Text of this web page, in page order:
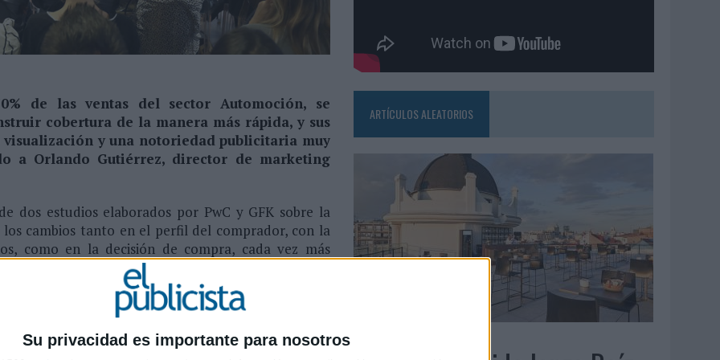
Su privacidad es importante para nosotros
SEMESTRE HASTA LOS 196 MILLONES DE EUROS
MEDIA MANAGEMENT & DELIVERY PRESIDENT
de las ventas del sector Automoción, se
cobertura de la manera más rápida, y sus
y una notoriedad publicitaria muy
a Orlando Gutiérrez, director de marketing
dos estudios elaborados por PwC y GFK sobre la
cambios tanto en el perfil del comprador, con la
como en la decisión de compra, cada vez más
en España vinculadas a la publicidad han sido
de las principales conclusiones presentadas por
en Mediaset España, que ha reunido a las
de la automoción de nuestro país.
ARTÍCULOS ALEATORIOS